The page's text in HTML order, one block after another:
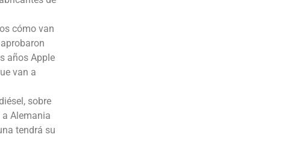
cómo van
años Apple
van a
sobre
Alemania
tendrá su